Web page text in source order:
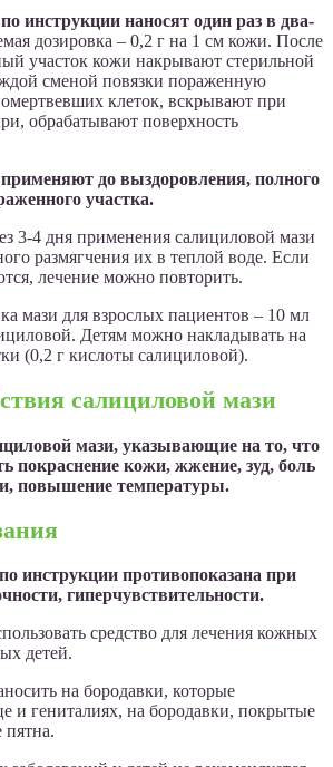
инструкции наносят один раз в два-
дозировка – 0,2 г на 1 см кожи. После
участок кожи накрывают стерильной
сменой повязки пораженную
клеток, вскрывают при
обрабатывают поверхность
до выздоровления, полного
участка.
3-4 дня применения салициловой мази
размягчения их в теплой воде. Если
лечение можно повторить.
мази для взрослых пациентов – 10 мл
Детям можно накладывать на
(0,2 г кислоты салициловой).
салициловой мази
мази, указывающие на то, что
покраснение кожи, жжение, зуд, боль
повышение температуры.
инструкции противопоказана при
гиперчувствительности.
средство для лечения кожных
детей.
на бородавки, которые
и гениталиях, на бородавки, покрытые